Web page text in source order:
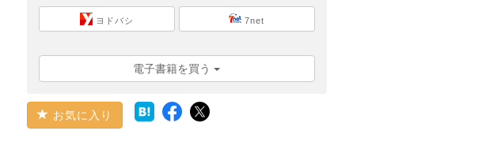
ヨドバシ 7net
電子書籍を買う
お気に入り